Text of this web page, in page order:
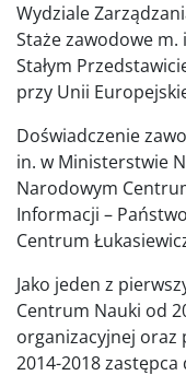
Wydziale
Staże zawodowe
Stałym
przy Unii
Doświadczenie
in. w Ministerstwie
Narodowym
Informacji –
Centrum
Jako jeden z
Centrum Nauki od
organizacyjnej oraz
2014-2018